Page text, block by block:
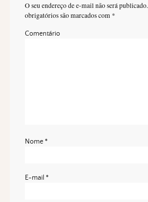
O seu endereço de e-mail não será publicado.
obrigatórios são marcados com *
Comentário
Nome *
E-mail *